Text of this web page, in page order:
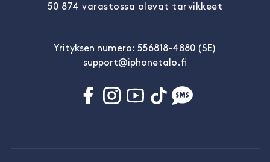
50 874 varastossa olevat tarvikkeet
Yrityksen numero: 556818-4880 (SE)
support@iphonetalo.fi